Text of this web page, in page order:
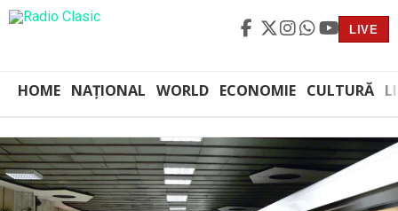
LIVE
HOME NAȚIONAL WORLD ECONOMIE CULTURĂ